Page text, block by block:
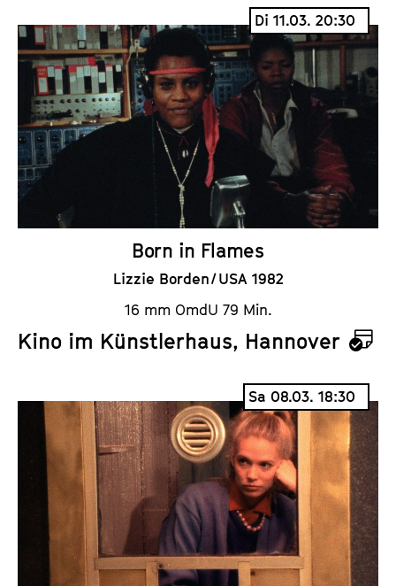
a
l
e
n
Di 11.03. 20:30
Born in Flames
Lizzie Borden / USA 1982
16 mm OmdU 79 Min.
Kino im Künstlerhaus, Hannover
K
a
l
e
n
d
e
r
Sa 08.03. 18:30